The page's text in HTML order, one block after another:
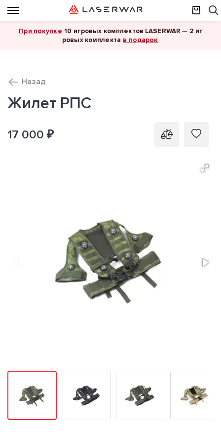
При покупке 10 игровых комплектов LASERWAR — 2 иг
ровых комплекта в подарок
Назад
Жилет РПС
17 000 ₽